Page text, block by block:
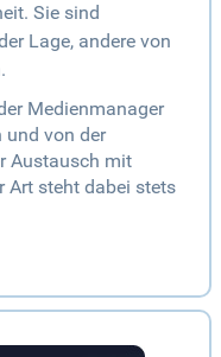
Sie sind
Lage, andere von
Medienmanager
von der
Austausch mit
Art steht dabei stets